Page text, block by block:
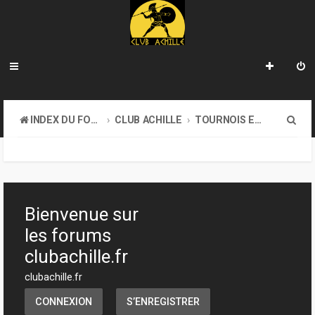
INDEX DU FORUM CLUB ACHILLE TOURNOIS ET EVENEMENTS
h
Bienvenue sur
les forums
clubachille.fr
clubachille.fr
CONNEXION S’ENREGISTRER